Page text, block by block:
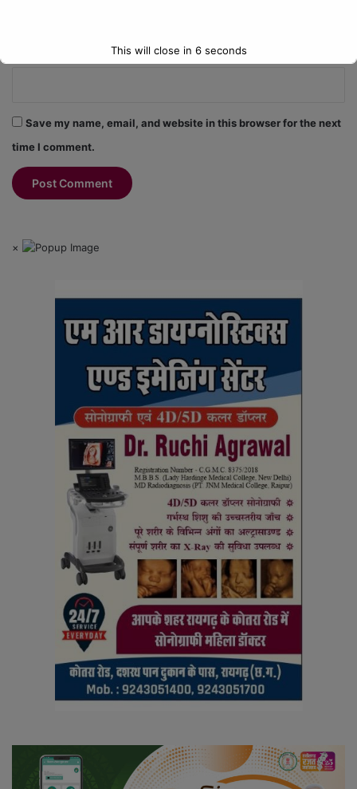
Save my name, email, and website in this browser for the next
time I comment.
×
This will close in 5seconds